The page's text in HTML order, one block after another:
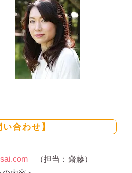
合わせ】
（担当：齋藤）